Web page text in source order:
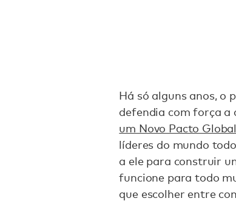
Há só alguns anos, o
defendia com força a
um Novo Pacto
líderes do mundo
a ele para construir
funcione para todo
que escolher entre